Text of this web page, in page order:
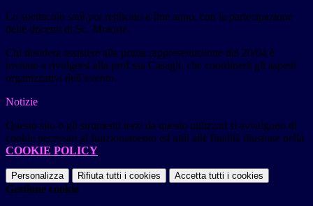
Lo spettacolo sarà poi replicato a fine anno, con la partecipazione
delle docenti di Sc. Motorie.
Chi desidera assistere alla prima rappresentazione del 20/04 è
invitato a rivolgersi alla prof.ssa Casagli, che coordinerà gli aspetti
organizzativi dell’evento.
Notizie
Questo sito o gli strumenti terzi da questo utilizzati si avvalgono di
cookie necessari al funzionamento ed utili alle finalità illustrate nella
COOKIE POLICY.
Personalizza Rifiuta tutti i cookies Accetta tutti i cookies
Gestione cookie